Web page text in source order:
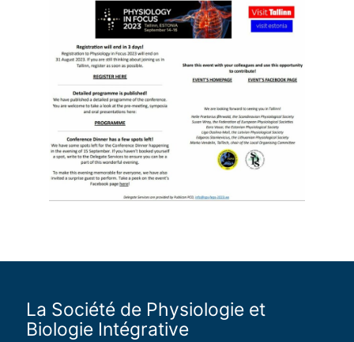
La Société de Physiologie et
Biologie Intégrative